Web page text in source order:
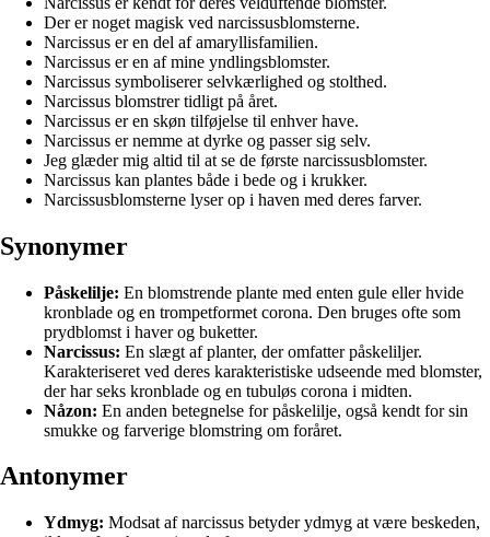
Der er noget magisk ved narcissusblomsterne.
Narcissus er en del af amaryllisfamilien.
Narcissus er en af mine yndlingsblomster.
Narcissus symboliserer selvkærlighed og stolthed.
Narcissus blomstrer tidligt på året.
Narcissus er en skøn tilføjelse til enhver have.
Narcissus er nemme at dyrke og passer sig selv.
Jeg glæder mig altid til at se de første narcissusblomster.
Narcissus kan plantes både i bede og i krukker.
Narcissusblomsterne lyser op i haven med deres farver.
Synonymer
Påskelilje: En blomstrende plante med enten gule eller hvide
kronblade og en trompetformet corona. Den bruges ofte som
prydblomst i haver og buketter.
Narcissus: En slægt af planter, der omfatter påskeliljer.
Karakteriseret ved deres karakteristiske udseende med blomster,
der har seks kronblade og en tubuløs corona i midten.
Nåzon: En anden betegnelse for påskelilje, også kendt for sin
smukke og farverige blomstring om foråret.
Antonymer
Ydmyg: Modsat af narcissus betyder ydmyg at være beskeden,